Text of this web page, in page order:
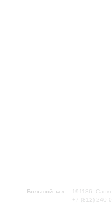
Большой зал:
191186,
+7 (812) 240-